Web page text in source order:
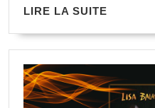
LIRE LA SUITE